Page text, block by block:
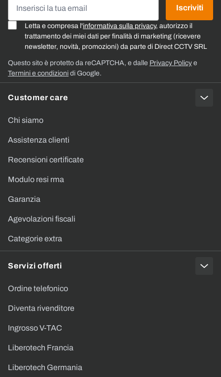
Customer care
Chi siamo
Assistenza clienti
Recensioni certificate
Modulo resi rma
Garanzia
Agevolazioni fiscali
Categorie extra
Servizi offerti
Ordine telefonico
Diventa rivenditore
Ingrosso V-TAC
Liberotech Francia
Liberotech Germania
Letta e compresa l'informativa sulla privacy, autorizzo il
trattamento dei miei dati per finalità di marketing (ricevere
newsletter, novità, promozioni) da parte di Direct CCTV SRL
Iscriviti
Questo sito è protetto da reCAPTCHA, e dalle Privacy Policy e
Termini e condizioni di Google.